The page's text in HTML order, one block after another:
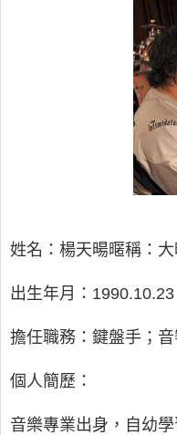
姓名：楊天暘暱稱：
出生年月：1990.10.23
擔任職務：鍵盤手；
個人簡歷：
音樂專業出身，自幼